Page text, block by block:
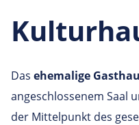
Das ehemalige
angeschlossenem Saal
der Mittelpunkt des